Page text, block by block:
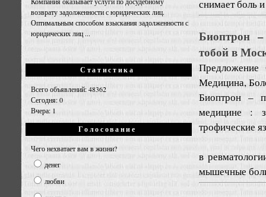
возврату задолженности с юридических лиц.
Оптимальным способом взыскания задолженности с
юридических лиц ...
Статистика
Всего объявлений: 48362
Сегодня: 0
Вчера: 1
Голосование
Чего нехватает вам в жизни?
денег
любви
снимает боль
Биоптрон –
тобой в
Предложение
Медицина,
Биоптрон –
медицине :
трофические
в
мышечные